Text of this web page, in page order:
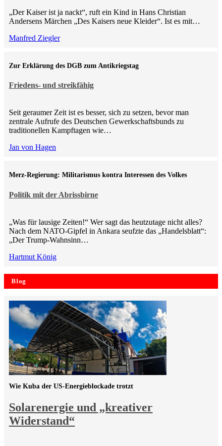
„Der Kaiser ist ja nackt“, ruft ein Kind in Hans Christian
Andersens Märchen „Des Kaisers neue Kleider“. Ist es mit…
Manfred Ziegler
Friedens- und streikfähig
Zur Erklärung des DGB zum Antikriegstag
Seit geraumer Zeit ist es besser, sich zu setzen, bevor man
zentrale Aufrufe des Deutschen Gewerkschaftsbunds zu
traditionellen Kampftagen wie…
Jan von Hagen
Politik mit der Abrissbirne
Merz-Regierung: Militarismus kontra Inte­ressen des Volkes
„Was für lausige Zeiten!“ Wer sagt das heutzutage nicht alles?
Nach dem NATO-Gipfel in Ankara seufzte das „Handelsblatt“:
„Der Trump-Wahnsinn…
Hartmut König
Blog
Solarenergie und „kreativer
Widerstand“
Wie Kuba der US-Energieblockade trotzt